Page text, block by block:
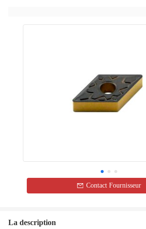
Contact Fournisseur
La description